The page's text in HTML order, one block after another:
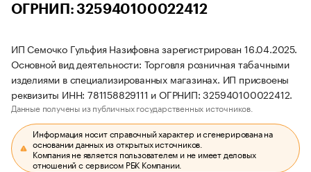
ОГРНИП: 325940100022412
ИП Семочко Гульфия Назифовна зарегистрирован 16.04.2025.
Основной вид деятельности: Торговля розничная табачными
изделиями в специализированных магазинах. ИП присвоены
реквизиты ИНН: 781158829111 и ОГРНИП: 325940100022412.
Данные получены из публичных государственных источников.
Информация носит справочный характер и сгенерирована на
основании данных из открытых источников.
Компания не является пользователем и не имеет деловых
отношений с сервисом РБК Компании.